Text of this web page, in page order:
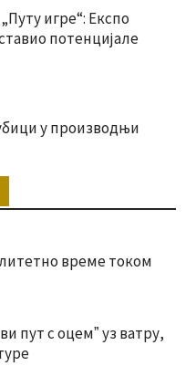
игре“: Експо
потенцијале
у производњи
време током
пут с оцемˮ уз ватру,